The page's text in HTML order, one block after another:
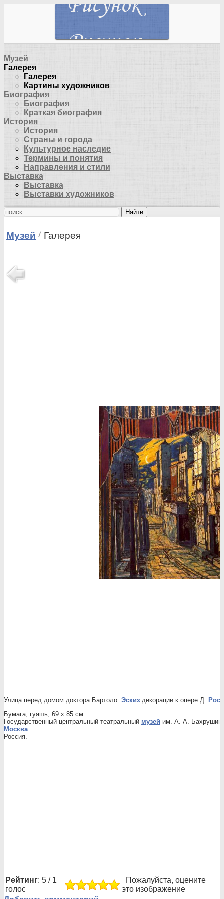
Музей
Галерея
Галерея
Картины художников
Биография
Биография
Краткая биография
История
История
Страны и города
Культурное наследие
Термины и понятия
Направления и стили
Выставка
Выставка
Выставки художников
Найти
Музей Галерея
Улица перед домом доктора Бартоло. Эскиз декорации к опере Д.
Бумага, гуашь; 69 х 85 см.
Государственный центральный театральный музей им. А. А.
Москва.
Россия.
Рейтинг: 5 / 1
голос
Пожалуйста, оцените
это изображение